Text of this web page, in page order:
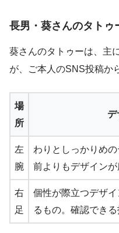
長男・葵さんのタトゥ
葵さんのタトゥーは、主
が、ご本人のSNS投稿か
場
所
デ
左
腕
わりとしっかりめ
前よりもデザインが
右
足
個性が際立つデザ
るもの。確認できる